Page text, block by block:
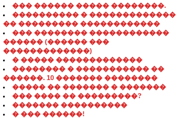
��� ������ ����� ��������.
���������� � �������������
�� ��������� ������������
��� �������� ������������
������ (������ ���
�������������)
� ����� �������������
�������� � ����������� ��
������. 10 ������� ��������
����� �� ������� � �������
��� ���� �� ���������?
������� ����������
� ��� ������!